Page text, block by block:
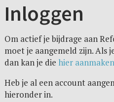
Inloggen
Om actief je bijdrage aan
moet je aangemeld zijn. Als
dan kan je die hier aanmaken
Heb je al een account
hieronder in.